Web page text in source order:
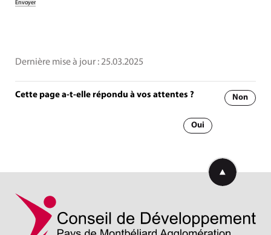
Dernière mise à jour :25.03.2025
Cette page a-t-elle répondu à vos attentes ? Non
Oui
Retourner en